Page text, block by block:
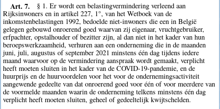
Art. 7.
§ 1. Er wordt een belastingvermindering verleend aan
Rijksinwoners en in artikel 227, 1°, van het Wetboek van de
inkomstenbelastingen 1992, bedoelde niet-inwoners die een in België
gelegen gebouwd onroerend goed waarvan zij eigenaar, vruchtgebruiker,
erfpachter, opstalhouder of bezitter zijn, al dan niet in het kader van hun
beroepswerkzaamheid, verhuren aan een onderneming die in de maanden
juni, juli, augustus of september 2021 minstens één dag tijdens iedere
maand waarvoor op de vermindering aanspraak wordt gemaakt, verplicht
heeft moeten sluiten in het kader van de COVID-19-pandemie, en de
huurprijs en de huurvoordelen voor het voor de ondernemingsactiviteit
aangewende gedeelte van dat onroerend goed voor één of voor meerdere van
de voormelde maanden waarin de onderneming telkens minstens één dag
verplicht heeft moeten sluiten, geheel of gedeeltelijk kwijtschelden.